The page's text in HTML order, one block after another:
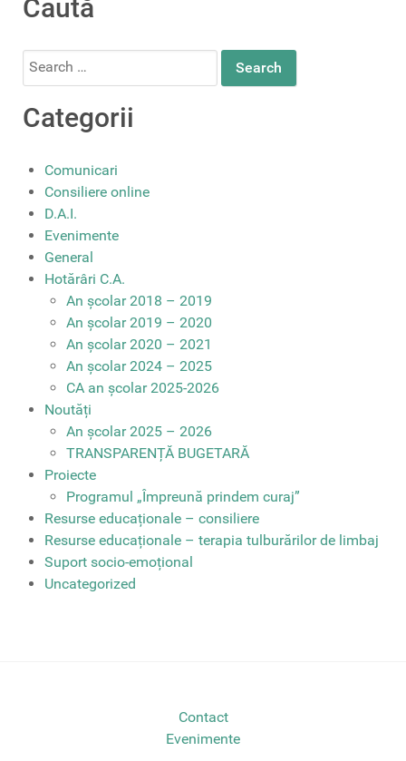
Caută
Search
Categorii
Comunicari
Consiliere online
D.A.I.
Evenimente
General
Hotărâri C.A.
An școlar 2018 – 2019
An școlar 2019 – 2020
An școlar 2020 – 2021
An școlar 2024 – 2025
CA an școlar 2025-2026
Noutăți
An școlar 2025 – 2026
TRANSPARENȚĂ BUGETARĂ
Proiecte
Programul „Împreună prindem curaj”
Resurse educaționale – consiliere
Resurse educaționale – terapia tulburărilor de limbaj
Suport socio-emoțional
Uncategorized
Contact
Evenimente